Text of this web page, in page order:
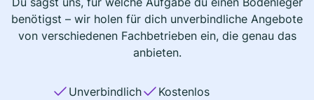
benötigst – wir holen für dich unverbindliche Angebote
von verschiedenen Fachbetrieben ein, die genau das
anbieten.
Unverbindlich
Kostenlos